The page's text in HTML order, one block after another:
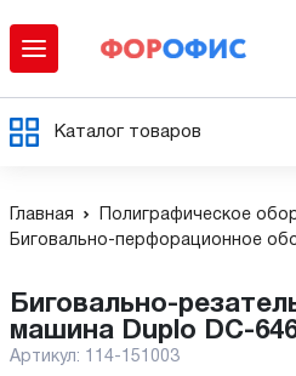
Каталог товаров
Главная
Полиграфическое
Биговально-перфорационное
Биговально-резательная
машина Duplo DC-
Артикул: 114-151003